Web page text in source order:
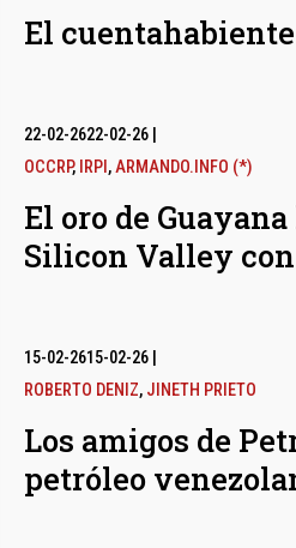
El
22-02-2622-02-26
OCCRP, IRPI ,ARMANDO.INFO (*)
El oro de
Silicon Valley
15-02-2615-02-26
ROBERTO DENIZ, JINETH PRIETO
Los amigos de
petróleo